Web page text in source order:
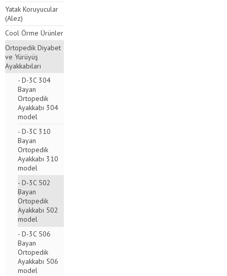
Yatak Koruyucular
(Alez)
Cool Örme Ürünler
Ortopedik Diyabet
ve Yürüyüş
Ayakkabıları
- D-3C 304
Bayan
Ortopedik
Ayakkabı 304
model
- D-3C 310
Bayan
Ortopedik
Ayakkabı 310
model
- D-3C 502
Bayan
Ortopedik
Ayakkabı 502
model
- D-3C 506
Bayan
Ortopedik
Ayakkabı 506
model